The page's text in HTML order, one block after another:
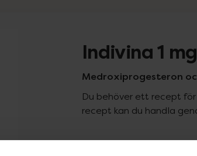
Indivina 1
Medroxiprogesteron
Du behöver ett recept
recept kan du handla